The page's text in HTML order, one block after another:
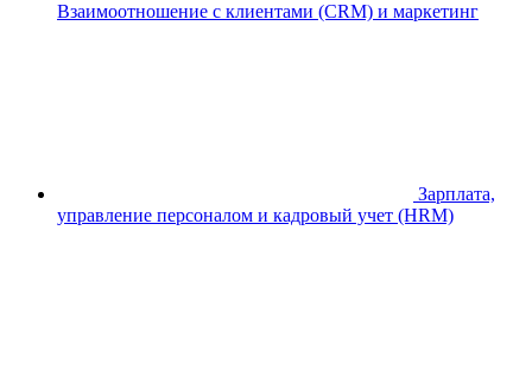
Взаимоотношение с клиентами (CRM) и маркетинг
Зарплата,
управление персоналом и кадровый учет (HRM)